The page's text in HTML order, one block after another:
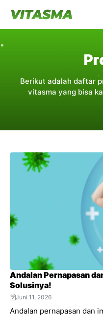
isi
Berikut adalah daftar
vitasma yang bisa
Andalan Pernapasan
Solusinya!
Juni 11, 2026
Andalan pernapasan dan